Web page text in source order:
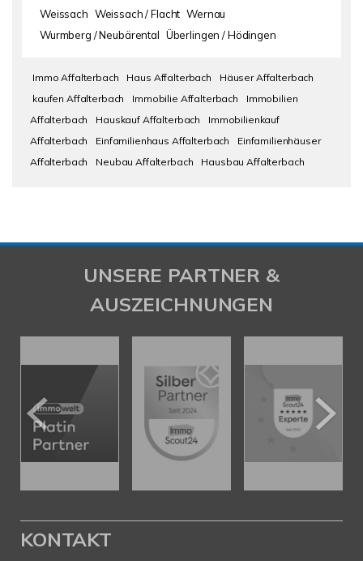
Weissach Weissach / Flacht Wernau
Wurmberg / Neubärental Überlingen / Hödingen
Immo Affalterbach Haus Affalterbach
Häuser Affalterbach
kaufen Affalterbach
Immobilie Affalterbach
Immobilien
Affalterbach
Hauskauf Affalterbach
Immobilienkauf
Affalterbach
Einfamilienhaus Affalterbach
Einfamilienhäuser
Affalterbach
Neubau Affalterbach Hausbau Affalterbach
UNSERE PARTNER &
AUSZEICHNUNGEN
KONTAKT